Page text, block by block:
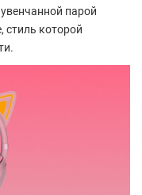
парой
стиль которой